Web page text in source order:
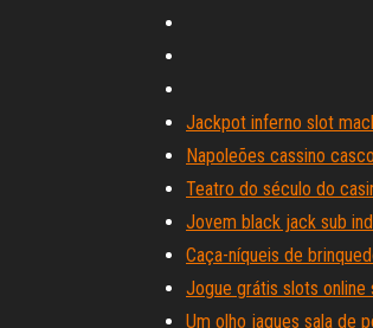
Jackpot inferno slot
Napoleões cassino
Teatro do século do
Jovem black jack sub
Caça-níqueis de
Jogue grátis slots online
Um olho jaques sala de